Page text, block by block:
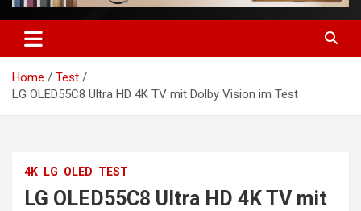
Home
Test
LG OLED55C8 Ultra HD 4K TV mit Dolby Vision im Test
4K LG OLED TEST
LG OLED55C8 Ultra HD 4K TV mit